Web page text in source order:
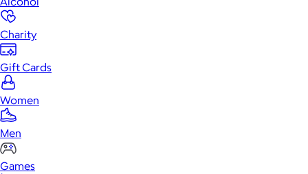
Charity
Gift Cards
Women
Men
Games